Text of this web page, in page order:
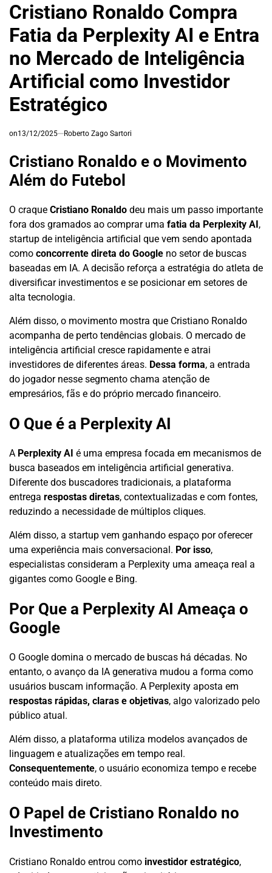
Cristiano Ronaldo Compra
Fatia da Perplexity AI e Entra
no Mercado de Inteligência
Artificial como Investidor
Estratégico
on13/12/2025 Roberto Zago Sartori
Cristiano Ronaldo e o Movimento
Além do Futebol
O craque Cristiano Ronaldo deu mais um passo importante
fora dos gramados ao comprar uma fatia da Perplexity AI ,
startup de inteligência artificial que vem sendo apontada
como concorrente direta do Google no setor de buscas
baseadas em IA. A decisão reforça a estratégia do atleta de
diversificar investimentos e se posicionar em setores de
alta tecnologia.
Além disso, o movimento mostra que Cristiano Ronaldo
acompanha de perto tendências globais. O mercado de
inteligência artificial cresce rapidamente e atrai
investidores de diferentes áreas. Dessa forma, a entrada
do jogador nesse segmento chama atenção de
empresários, fãs e do próprio mercado financeiro.
O Que é a Perplexity AI
A Perplexity AI é uma empresa focada em mecanismos de
busca baseados em inteligência artificial generativa.
Diferente dos buscadores tradicionais, a plataforma
entrega respostas diretas, contextualizadas e com fontes,
reduzindo a necessidade de múltiplos cliques.
Além disso, a startup vem ganhando espaço por oferecer
uma experiência mais conversacional. Por isso,
especialistas consideram a Perplexity uma ameaça real a
gigantes como Google e Bing.
Por Que a Perplexity AI Ameaça o
Google
O Google domina o mercado de buscas há décadas. No
entanto, o avanço da IA generativa mudou a forma como
usuários buscam informação. A Perplexity aposta em
respostas rápidas, claras e objetivas, algo valorizado pelo
público atual.
Além disso, a plataforma utiliza modelos avançados de
linguagem e atualizações em tempo real.
Consequentemente, o usuário economiza tempo e recebe
conteúdo mais direto.
O Papel de Cristiano Ronaldo no
Investimento
Cristiano Ronaldo entrou como investidor estratégico,